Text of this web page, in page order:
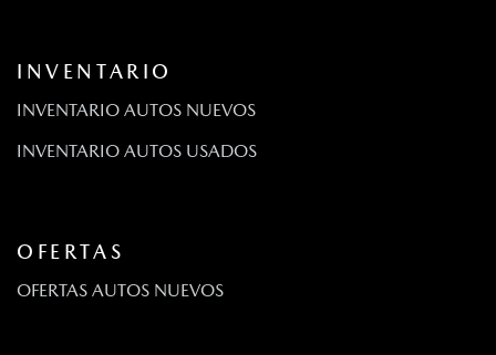
INVENTARIO
INVENTARIO AUTOS NUEVOS
INVENTARIO AUTOS USADOS
OFERTAS
OFERTAS AUTOS NUEVOS